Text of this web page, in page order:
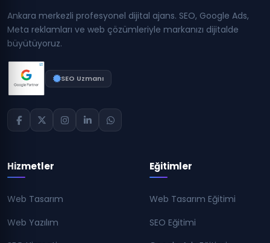
Ankara merkezli profesyonel dijital ajans. SEO, Google Ads,
Meta reklamları ve web çözümleriyle markanızı dijitalde
büyütüyoruz.
SEO Uzmanı
Hizmetler
Web Tasarım
Web Yazılım
Eğitimler
Web Tasarım Eğitimi
SEO Eğitimi